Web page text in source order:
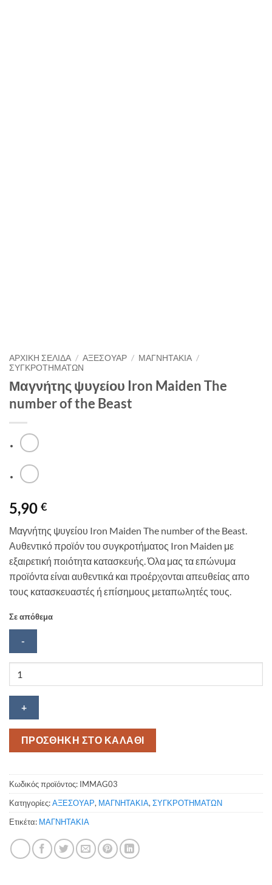
ΑΡΧΙΚΉ ΣΕΛΊΔΑ / ΑΞΕΣΟΥΑΡ / ΜΑΓΝΗΤΑΚΙΑ /
ΣΥΓΚΡΟΤΗΜΑΤΩΝ
Μαγνήτης ψυγείου Iron Maiden The
number of the Beast
5,90 €
Μαγνήτης ψυγείου Iron Maiden The number of the Beast.
Αυθεντικό προϊόν του συγκροτήματος Iron Maiden με
εξαιρετική ποιότητα κατασκευής. Όλα μας τα επώνυμα
προϊόντα είναι αυθεντικά και προέρχονται απευθείας απο
τους κατασκευαστές ή επίσημους μεταπωλητές τους.
Σε απόθεμα
Iron
Maiden
number
of
Beast
ποσότητα
ΠΡΟΣΘΗΚΗ ΣΤΟ ΚΑΛΑΘΙ
Κωδικός προϊόντος: IMMAG03
Κατηγορίες:ΑΞΕΣΟΥΑΡ, ΜΑΓΝΗΤΑΚΙΑ,ΣΥΓΚΡΟΤΗΜΑΤΩΝ
Ετικέτα: ΜΑΓΝΗΤΑΚΙΑ